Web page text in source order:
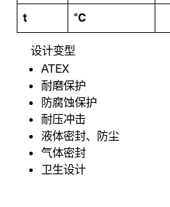
t
°C
设计变型
ATEX
耐磨保护
防腐蚀保护
耐压冲击
液体密封、防尘
气体密封
卫生设计
wechat linkedin
一般问题